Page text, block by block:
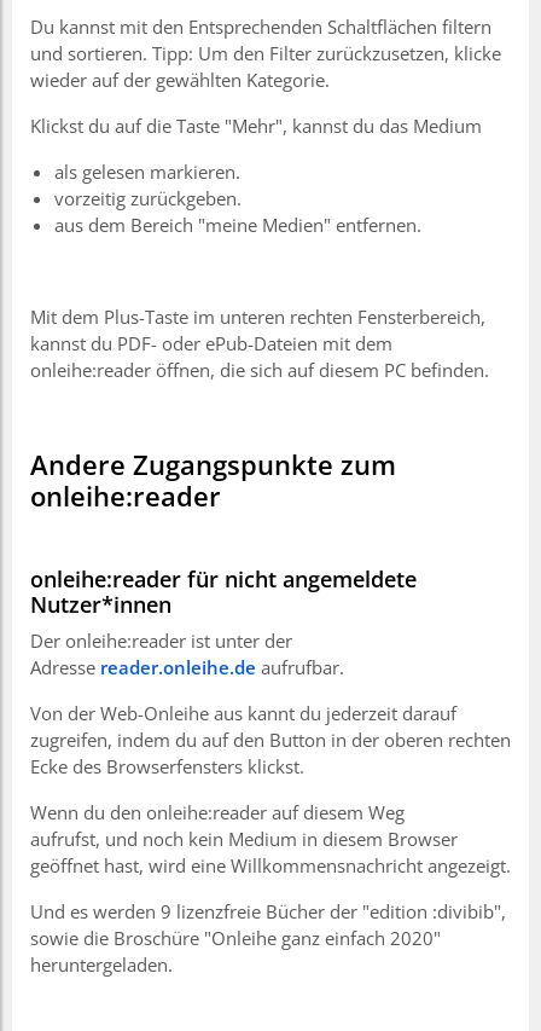
Du kannst mit den Entsprechenden Schaltflächen filtern
und sortieren. Tipp: Um den Filter zurückzusetzen, klicke
wieder auf der gewählten Kategorie.
Klickst du auf die Taste "Mehr", kannst du das Medium
als gelesen markieren.
vorzeitig zurückgeben.
aus dem Bereich "meine Medien" entfernen.
Mit dem Plus-Taste im unteren rechten Fensterbereich,
kannst du PDF- oder ePub-Dateien mit dem
onleihe:reader öffnen, die sich auf diesem PC befinden.
Andere Zugangspunkte zum
onleihe:reader
onleihe:reader für nicht angemeldete
Nutzer*innen
Der onleihe:reader ist unter der
Adresse reader.onleihe.de aufrufbar.
Von der Web-Onleihe aus kannt du jederzeit darauf
zugreifen, indem du auf den Button in der oberen rechten
Ecke des Browserfensters klickst.
Wenn du den onleihe:reader auf diesem Weg
aufrufst, und noch kein Medium in diesem Browser
geöffnet hast, wird eine Willkommensnachricht angezeigt.
Und es werden 9 lizenzfreie Bücher der "edition :divibib",
sowie die Broschüre "Onleihe ganz einfach 2020"
heruntergeladen.